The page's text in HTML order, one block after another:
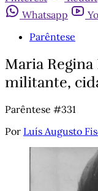
Whatsapp
Parêntese
Maria
militante,
Parêntese #331
Por Luís Augusto